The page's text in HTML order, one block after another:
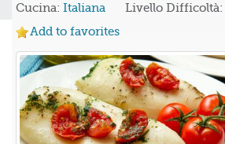
Cucina: Italiana Livello Difficoltà:
Add to favorites